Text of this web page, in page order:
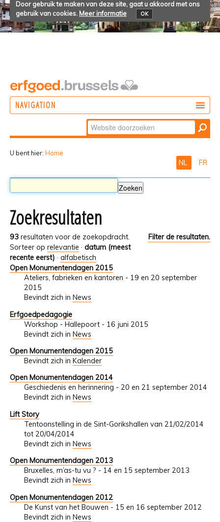
Door gebruik te maken van deze site, gaat u akkoord met ons
gebruik van cookies. Meer informatie OK
NAVIGATION
Zoek
Geavanceerd
U bent hier: Home
NL FR
Zoekresultaten
93 resultaten voor de zoekopdracht.
Filter de resultaten.
Sorteer op relevantie · datum (meest
recente eerst) · alfabetisch
Open Monumentendagen 2015
Ateliers, fabrieken en kantoren - 19 en 20 september
2015
Bevindt zich in News
Erfgoedpedagogie
Workshop - Hallepoort - 16 juni 2015
Bevindt zich in News
Open Monumentendagen 2015
Bevindt zich in Kalender
Open Monumentendagen 2014
Geschiedenis en herinnering - 20 en 21 september 2014
Bevindt zich in News
Lift Story
Tentoonstelling in de Sint-Gorikshallen van 21/02/2014
tot 20/04/2014
Bevindt zich in News
Open Monumentendagen 2013
Bruxelles, m’as-tu vu ? - 14 en 15 september 2013
Bevindt zich in News
Open Monumentendagen 2012
De Kunst van het Bouwen - 15 en 16 september 2012
Bevindt zich in News